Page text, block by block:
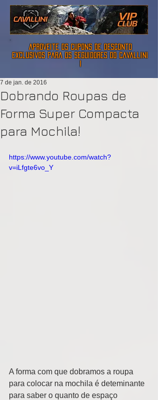
aproveite os cupons de desconto
exclusivos para os seguidores do cavallini
Dobrando Roupas de
Forma Super Compacta
para Mochila!
7 de jan. de 2016
https://www.youtube.com/watch?
v=iLfgte6vo_Y
A forma com que dobramos a roupa
para colocar na mochila é deteminante
para saber o quanto de espaço